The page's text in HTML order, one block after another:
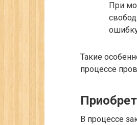
При
Такие
процессе
В процессе